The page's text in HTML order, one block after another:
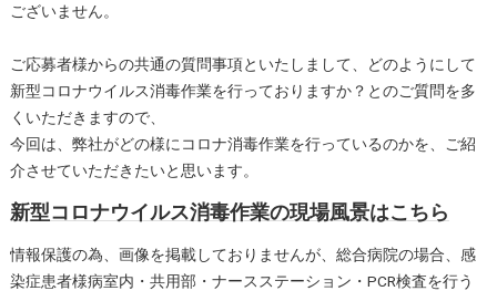
ございません。
ご応募者様からの共通の質問事項といたしまして、どのようにして
新型コロナウイルス消毒作業を行っておりますか？とのご質問を多
くいただきますので、
今回は、弊社がどの様にコロナ消毒作業を行っているのかを、ご紹
介させていただきたいと思います。
新型コロナウイルス消毒作業の現場風景はこちら
情報保護の為、画像を掲載しておりませんが、総合病院の場合、感
染症患者様病室内・共用部・ナースステーション・PCR検査を行う